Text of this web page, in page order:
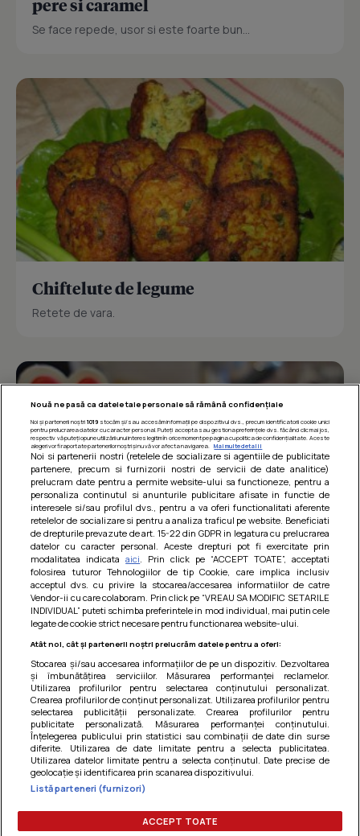
pere si caramel
Se face repede, usor si este foarte bun...
Chiftelute de legume
Retete de vara.
Barcute din vinete cu arpagic rosu
Un deliciu usor de preparat!
Termeni si conditii |
confidentialitate|Gestionați preferințele
Nouă ne pasă ca datele tale personale să rămână confidențiale
Noi și partenerii noștri 1019stocăm și/sau accesăm informații pe dispozitivul dvs., precum identificatorii cookie unici
pentru prelucrarea datelor cu caracter personal. Puteți accepta sau gestiona preferințele dvs. făcând clic mai jos,
respectiv vă puteți opune utilizării unui interes legitim în orice moment pe pagina cu politica de confidențialitate. Aceste
alegeri vor fi raportate partenerilor noștri și nu vă vor afecta navigarea.
Mai multe detalii
Noi si partenerii nostri (retelele de socializare si agentiile de publicitate
partenere, precum si furnizorii nostri de servicii de date analitice)
prelucram date pentru a permite website-ului sa functioneze, pentru a
personaliza continutul si anunturile publicitare afisate in functie de
interesele si/sau profilul dvs., pentru a va oferi functionalitati aferente
retelelor de socializare si pentru a analiza traficul pe website. Beneficiati
de drepturile prevazute de art. 15-22 din GDPR in legatura cu prelucrarea
datelor cu caracter personal. Aceste drepturi pot fi exercitate prin
modalitatea indicataaici . Prin click pe “ACCEPT TOATE”, acceptati
folosirea tuturor Tehnologiilor de tip Cookie, care implica inclusiv
acceptul dvs. cu privire la stocarea/accesarea informatiilor de catre
Vendor-ii cu care colaboram. Prin click pe “VREAU SA MODIFIC SETARILE
INDIVIDUAL” puteti schimba preferintele in mod individual, mai putin cele
legate de cookie strict necesare pentru functionarea website-ului.
Atât noi, cât și partenerii noștri prelucrăm datele pentru a oferi:
Stocarea și/sau accesarea informațiilor de pe un dispozitiv. Dezvoltarea
și îmbunătățirea serviciilor. Măsurarea performanței reclamelor.
Utilizarea profilurilor pentru selectarea conținutului personalizat.
Crearea profilurilor de conținut personalizat. Utilizarea profilurilor pentru
selectarea publicității personalizate. Crearea profilurilor pentru
publicitate personalizată. Măsurarea performanței conținutului.
Înțelegerea publicului prin statistici sau combinații de date din surse
diferite. Utilizarea de date limitate pentru a selecta publicitatea.
Utilizarea datelor limitate pentru a selecta conținutul. Date precise de
geolocație și identificarea prin scanarea dispozitivului.
Listă parteneri (furnizori)
ACCEPT TOATE